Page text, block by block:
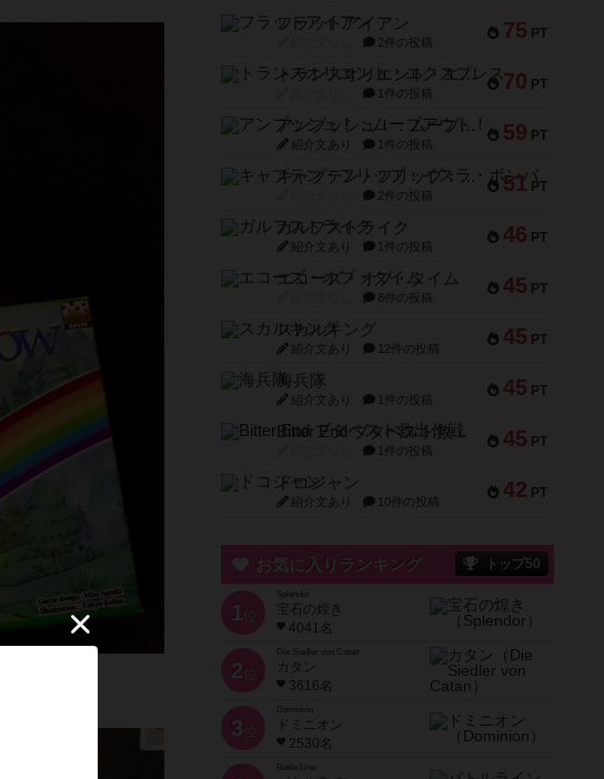
75 PT
フラットアイアン
2件の投稿
70 PT
トランスオリエント・エクスプレス
1件の投稿
59 PT
アンブッシュ！：ムーブアウト！
紹介文あり 1件の投稿
51 PT
キャプテン・フリップ：イスラ・ボンバ
2件の投稿
46 PT
ガルフストライク
紹介文あり 1件の投稿
45 PT
エコーズ・オブ・タイム
8件の投稿
45 PT
スカルキング
紹介文あり 12件の投稿
45 PT
海兵隊
紹介文あり 1件の投稿
45 PT
Bitter End ブタペスト救出作戦
1件の投稿
42 PT
ドコジャン
紹介文あり 10件の投稿
お気に入りランキング トップ50
1 位
宝石の煌き
4041名
2 位
Die Siedler von Catan
カタン
3616名
3 位
ドミニオン
2530名
Battle Line